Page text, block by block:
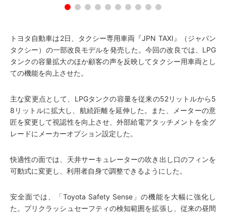
トヨタ自動車は2日、タクシー専用車両『JPN TAXI』（ジャパン
タクシー）の一部改良モデルを発売した。今回の改良では、LPG
タンクの容量拡大のほか顧客の声を反映してタクシー用車両とし
ての機能を向上させた。
主な変更点として、LPGタンクの容量を従来の52リットルから5
8リットルに拡大し、航続距離を延伸した。また、メーターの意
匠を変更して視認性を向上させ、外部給電アタッチメントを全グ
レードにメーカーオプション設定した。
快適性の面では、天井サーキュレーターの吹き出し口のフィンを
可動式に変更し、利用者自身で調整できるようにした。
安全面では、「Toyota Safety Sense」の機能を大幅に強化し
た。プリクラッシュセーフティの検知範囲を拡張し、従来の昼間